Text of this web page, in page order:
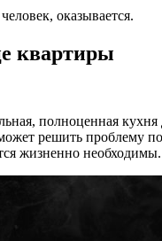
оказывается.
квартиры
полноценная
решить проблему
жизненно необходимы.